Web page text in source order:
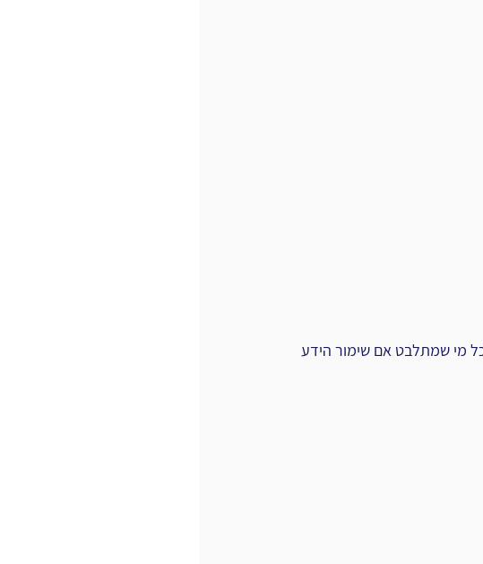
מי שמתלבט אם שימור ‏הידע